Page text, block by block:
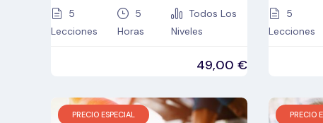
5
Lecciones
5
Horas
Todos Los
Niveles
49,00 €
5
Lecciones
PRECIO ESPECIAL PRECIO